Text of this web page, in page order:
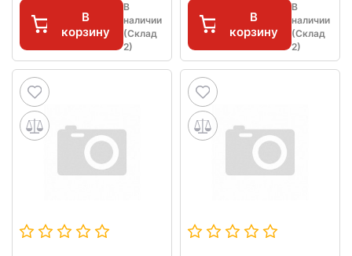
В
корзину
В
наличии
(Склад
2)
В
корзину
В
наличии
(Склад
2)